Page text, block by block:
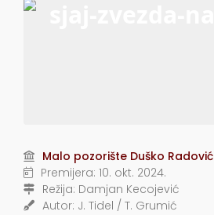
Malo pozorište Duško Radović
Premijera: 10. okt. 2024.
Režija: Damjan Kecojević
Autor: J. Tidel / T. Grumić